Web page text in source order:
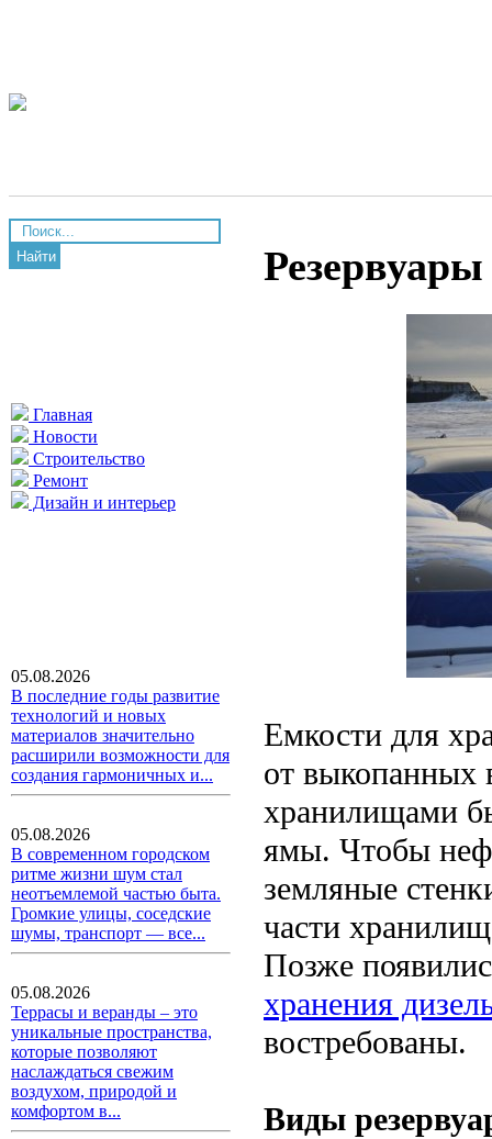
Найти
Главная
Новости
Строительство
Ремонт
Дизайн и интерьер
05.08.2026
В последние годы развитие
технологий и новых
материалов значительно
расширили возможности для
создания гармоничных и...
05.08.2026
В современном городском
ритме жизни шум стал
неотъемлемой частью быта.
Громкие улицы, соседские
шумы, транспорт — все...
05.08.2026
Террасы и веранды – это
уникальные пространства,
которые позволяют
наслаждаться свежим
воздухом, природой и
комфортом в...
Емкости для
от выкопанных
хранилищами
ямы. Чтобы
земляные
части
Позже
хранения
востребованы.
Виды